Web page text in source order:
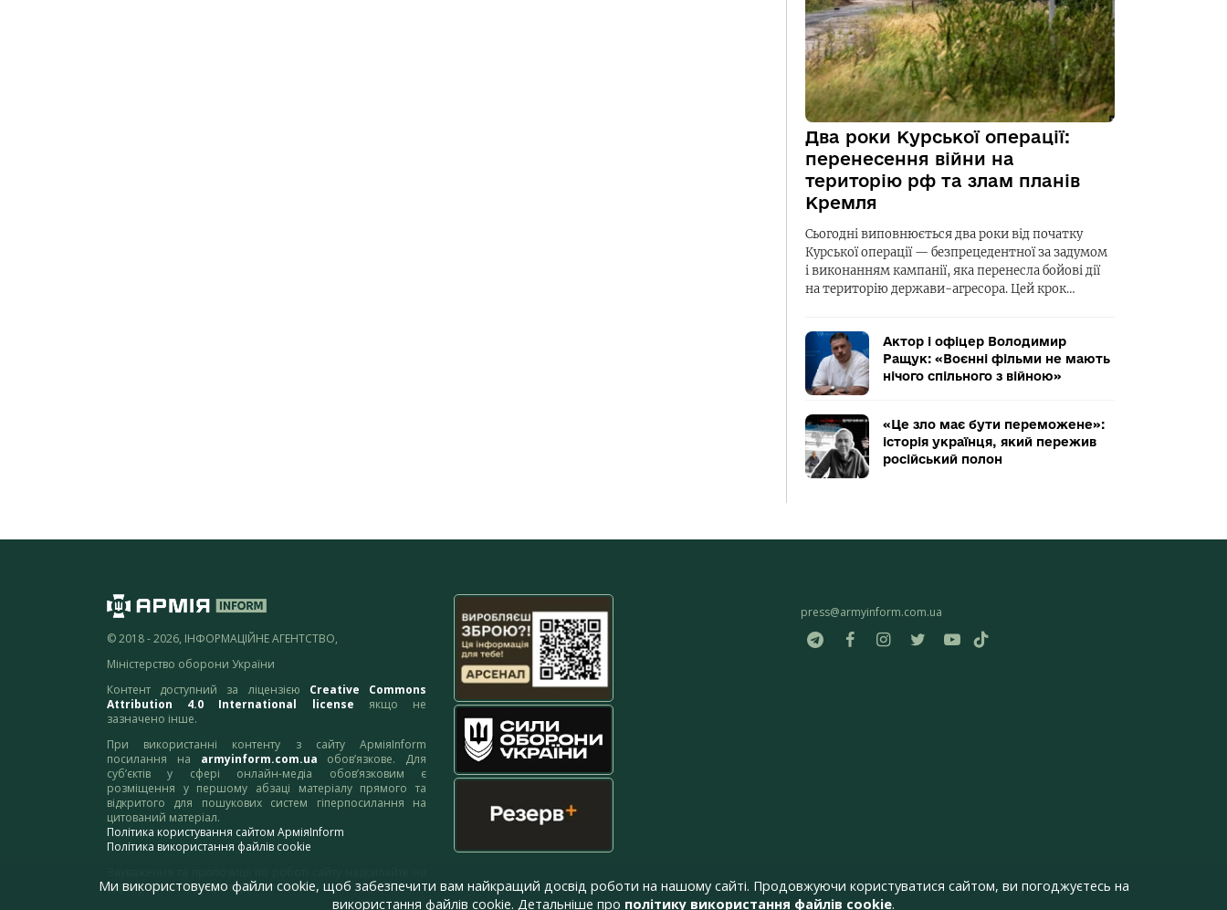
Два роки Курської операції:
перенесення війни на
територію рф та злам планів
Кремля
Сьогодні виповнюється два роки від початку
Курської операції — безпрецедентної за задумом
і виконанням кампанії, яка перенесла бойові дії
на територію держави-агресора. Цей крок…
Актор і офіцер Володимир
Ращук: «Воєнні фільми не мають
нічого спільного з війною»
«Це зло має бути переможене»:
історія українця, який пережив
російський полон
© 2018 - 2026, ІНФОРМАЦІЙНЕ АГЕНТСТВО,
Міністерство оборони України
Контент доступний за ліцензією Creative Commons
Attribution 4.0 International license якщо не
зазначено інше.
При використанні контенту з сайту АрміяInform
посилання на armyinform.com.ua обов’язкове. Для
суб’єктів у сфері онлайн-медіа обов’язковим є
розміщення у першому абзаці матеріалу прямого та
відкритого для пошукових систем гіперпосилання на
цитований матеріал.
Політика користування сайтом АрміяInform
Політика використання файлів cookie
адресу:webmaster@armyinform.com.ua
press@armyinform.com.ua
Ми використовуємо файли cookie, щоб забезпечити вам найкращий досвід роботи на нашому сайті. Продовжуючи користуватися сайтом, ви погоджуєтесь на
використання файлів cookie. Детальніше про політику використання файлів cookie.